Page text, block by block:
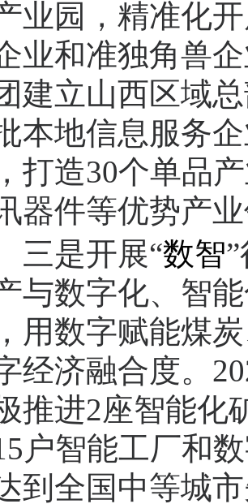
业园，精准化
业和准独角兽
建立山西区域
本地信息服务
打造30个单品
器件等优势产
是开展“数智
与数字化、智
用数字赋能煤
经济融合度。
推进2座智能化
户智能工厂和
到全国中等城